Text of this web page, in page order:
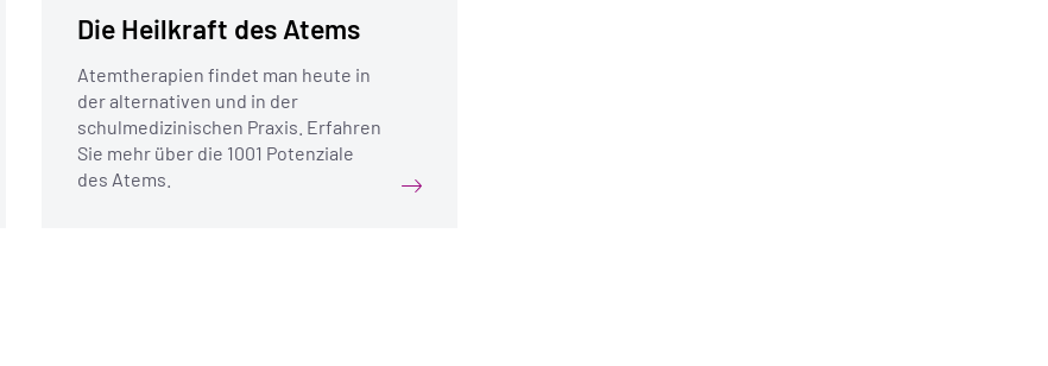
Die Heilkraft des Atems
Atemtherapien findet man heute in
der alternativen und in der
schulmedizinischen Praxis. Erfahren
Sie mehr über die 1001 Potenziale
des Atems.